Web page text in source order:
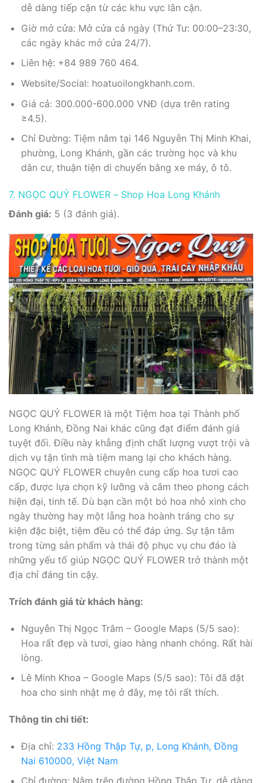
dễ dàng tiếp cận từ các khu vực lân cận.
Giờ mở cửa: Mở cửa cả ngày (Thứ Tư: 00:00–23:30,
các ngày khác mở cửa 24/7).
Liên hệ: +84 989 760 464.
Website/Social: hoatuoilongkhanh.com.
Giá cả: 300.000-600.000 VNĐ (dựa trên rating
≥4.5).
Chỉ Đường: Tiệm nằm tại 146 Nguyễn Thị Minh Khai,
phường, Long Khánh, gần các trường học và khu
dân cư, thuận tiện di chuyển bằng xe máy, ô tô.
7. NGỌC QUÝ FLOWER – Shop Hoa Long Khánh
Đánh giá: 5 (3 đánh giá).
NGỌC QUÝ FLOWER là một Tiệm hoa tại Thành phố
Long Khánh, Đồng Nai khác cũng đạt điểm đánh giá
tuyệt đối. Điều này khẳng định chất lượng vượt trội và
dịch vụ tận tình mà tiệm mang lại cho khách hàng.
NGỌC QUÝ FLOWER chuyên cung cấp hoa tươi cao
cấp, được lựa chọn kỹ lưỡng và cắm theo phong cách
hiện đại, tinh tế. Dù bạn cần một bó hoa nhỏ xinh cho
ngày thường hay một lẵng hoa hoành tráng cho sự
kiện đặc biệt, tiệm đều có thể đáp ứng. Sự tận tâm
trong từng sản phẩm và thái độ phục vụ chu đáo là
những yếu tố giúp NGỌC QUÝ FLOWER trở thành một
địa chỉ đáng tin cậy.
Trích đánh giá từ khách hàng:
Nguyễn Thị Ngọc Trâm – Google Maps (5/5 sao):
Hoa rất đẹp và tươi, giao hàng nhanh chóng. Rất hài
lòng.
Lê Minh Khoa – Google Maps (5/5 sao): Tôi đã đặt
hoa cho sinh nhật mẹ ở đây, mẹ tôi rất thích.
Thông tin chi tiết:
Địa chỉ: 233 Hồng Thập Tự, p, Long Khánh, Đồng
Nai 610000, Việt Nam